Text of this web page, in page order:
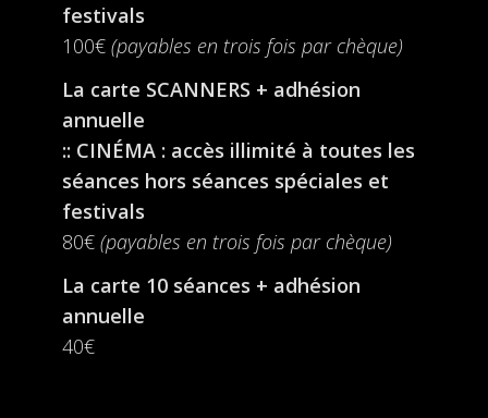
festivals
100€ (payables en trois fois par chèque)
La carte SCANNERS + adhésion
annuelle
:: CINÉMA : accès illimité à toutes les
séances hors séances spéciales et
festivals
80€ (payables en trois fois par chèque)
La carte 10 séances + adhésion
annuelle
40€